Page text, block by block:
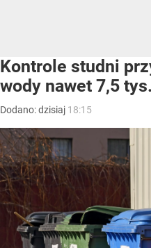
Kontrole studni
wody nawet 7,5
Dodano:dzisiaj 18:15